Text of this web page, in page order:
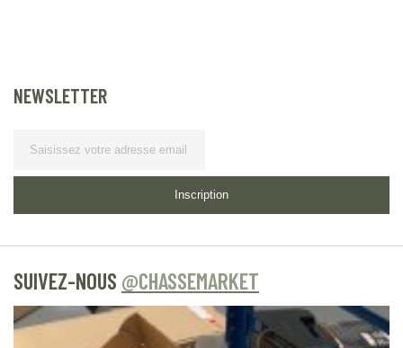
NEWSLETTER
Inscription
SUIVEZ-NOUS @CHASSEMARKET